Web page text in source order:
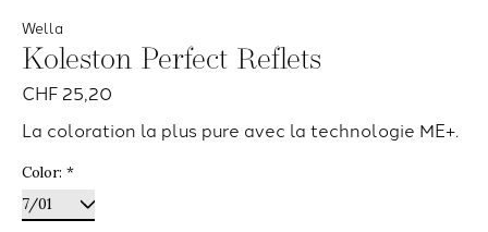
Wella
Koleston Perfect Reflets
CHF 25,20
La coloration la plus pure avec la technologie ME+.
Color: *